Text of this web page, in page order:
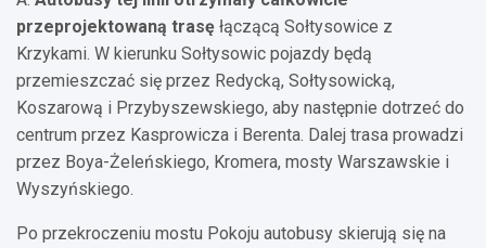
przeprojektowaną trasę łączącą Sołtysowice z
Krzykami. W kierunku Sołtysowic pojazdy będą
przemieszczać się przez Redycką, Sołtysowicką,
Koszarową i Przybyszewskiego, aby następnie dotrzeć do
centrum przez Kasprowicza i Berenta. Dalej trasa prowadzi
przez Boya-Żeleńskiego, Kromera, mosty Warszawskie i
Wyszyńskiego.
Po przekroczeniu mostu Pokoju autobusy skierują się na